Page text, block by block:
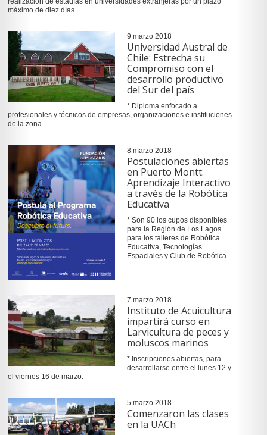
máximo de diez días
9 marzo 2018
Universidad Austral de
Chile: Estrecha su
Compromiso con el
desarrollo productivo
del Sur del país
* Diploma enfocado a
profesionales y técnicos de empresas, organizaciones e instituciones
de la zona.
8 marzo 2018
Postulaciones abiertas
en Puerto Montt:
Aprendizaje Interactivo
a través de la Robótica
Educativa
* Son 90 los cupos disponibles
para la Región de Los Lagos
para los talleres de Robótica
Educativa, Tecnologías
Espaciales y Club de Robótica.
7 marzo 2018
Instituto de Acuicultura
impartirá curso en
Larvicultura de peces y
moluscos marinos
* Inscripciones abiertas, para
desarrollarse entre el lunes 12 y
el viernes 16 de marzo.
5 marzo 2018
Comenzaron las clases
en la UACh